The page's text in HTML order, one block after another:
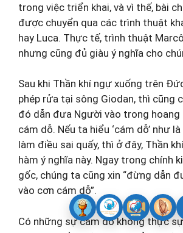
trong việc triển khai, và vì thế, bài
được chuyển qua các trình thuật
hay Luca. Thực tế, trình thuật
nhưng cũng đủ giàu ý nghĩa cho
Sau khi Thần khí ngự xuống trên
phép rửa tại sông Giodan, thì cũng
đó dẫn đưa Người vào trong hoang
cám dỗ. Nếu ta hiểu ‘cám dỗ’ như
làm điều sai quấy, thì ở đây, Thần
hàm ý nghĩa này. Ngay trong chính
gốc, chúng ta cũng xin “đừng dẫn
vào cơn cám dỗ”.
Có những sự cám dỗ không thực